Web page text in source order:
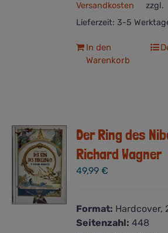
zzgl.
Versandkosten
Lieferzeit: 3-5
In den
Warenkorb
Der Ring des
Richard Wagner
49,99€
Format: Hardcover,
Seitenzahl: 448